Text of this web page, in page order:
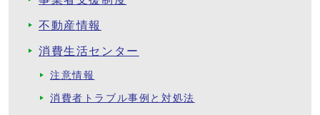
不動産情報
消費生活センター
注意情報
消費者トラブル事例と対処法